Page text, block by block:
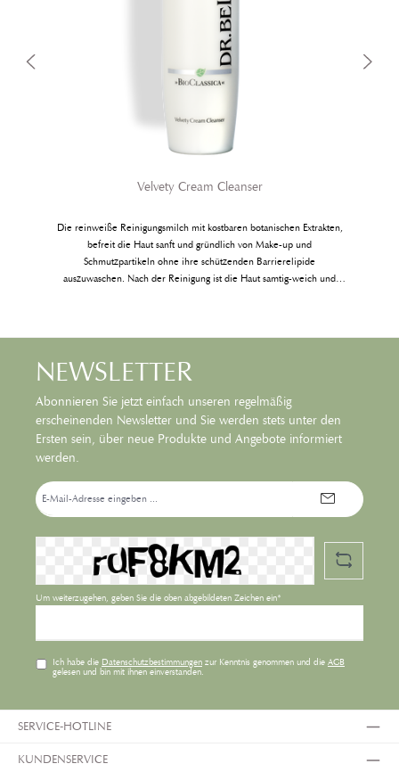
Velvety Cream Cleanser
Die reinweiße Reinigungsmilch mit kostba­ren botanischen Extrakten,
befreit die Haut sanft und gründlich von Make-up und
Schmutzpartikeln ohne ihre schützenden Barrierelipide
auszuwaschen. Nach der Reinigung ist die Haut samtig-weich und
NEWSLETTER
Abonnieren Sie jetzt einfach unseren regelmäßig
erscheinenden Newsletter und Sie werden stets unter den
Ersten sein, über neue Produkte und Angebote informiert
werden.
E-
Mail-
Adresse*
Um weiterzugehen, geben Sie die oben abgebildeten Zeichen ein*
Ich habe die Datenschutzbestimmungenzur Kenntnis genommen und die AGB
gelesen und bin mit ihnen einverstanden.
SERVICE-HOTLINE
KUNDENSERVICE